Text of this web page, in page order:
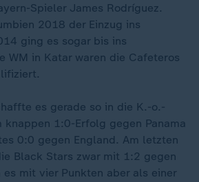
Spieler James Rodríguez.
2018 der Einzug ins
ging es sogar bis ins
WM in Katar waren die Cafeteros
es gerade so in die K.-o.-
knappen 1:0-Erfolg gegen Panama
0:0 gegen England. Am letzten
Black Stars zwar mit 1:2 gegen
mit vier Punkten aber als einer